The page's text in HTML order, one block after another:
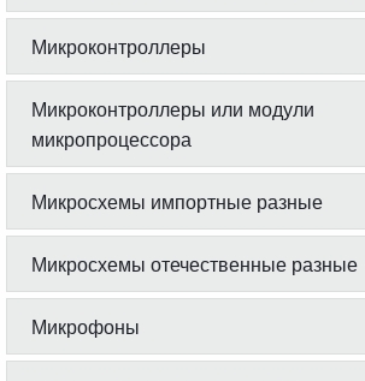
Микроконтроллеры
Микроконтроллеры или модули
микропроцессора
Микросхемы импортные разные
Микросхемы отечественные разные
Микрофоны